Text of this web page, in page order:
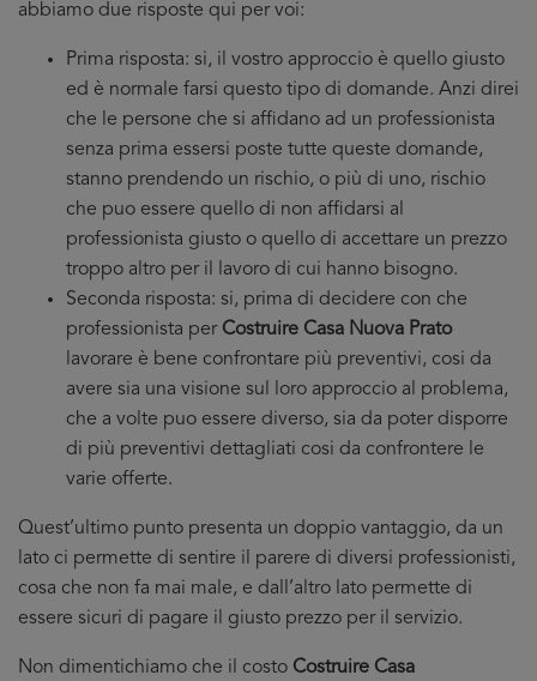
abbiamo due risposte qui per voi:
Prima risposta: si, il vostro approccio è quello giusto
ed è normale farsi questo tipo di domande. Anzi direi
che le persone che si affidano ad un professionista
senza prima essersi poste tutte queste domande,
stanno prendendo un rischio, o più di uno, rischio
che puo essere quello di non affidarsi al
professionista giusto o quello di accettare un prezzo
troppo altro per il lavoro di cui hanno bisogno.
Seconda risposta: si, prima di decidere con che
professionista per Costruire Casa Nuova Prato
lavorare è bene confrontare più preventivi, cosi da
avere sia una visione sul loro approccio al problema,
che a volte puo essere diverso, sia da poter disporre
di più preventivi dettagliati cosi da confrontere le
varie offerte.
Quest’ultimo punto presenta un doppio vantaggio, da un
lato ci permette di sentire il parere di diversi professionisti,
cosa che non fa mai male, e dall’altro lato permette di
essere sicuri di pagare il giusto prezzo per il servizio.
Non dimentichiamo che il costo Costruire Casa